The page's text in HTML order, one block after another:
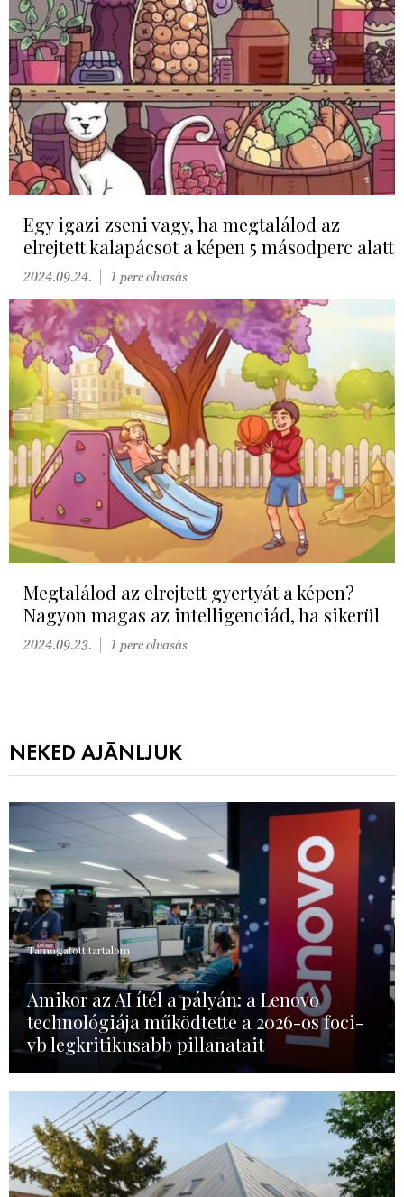
Egy igazi zseni vagy, ha megtalálod az
elrejtett kalapácsot a képen 5 másodperc alatt
2024.09.24. 1 perc olvasás
Megtalálod az elrejtett gyertyát a képen?
Nagyon magas az intelligenciád, ha sikerül
2024.09.23. 1 perc olvasás
NEKED AJÁNLJUK
Támogatott tartalom
Amikor az AI ítél a pályán: a Lenovo
technológiája működtette a 2026-os foci-
vb legkritikusabb pillanatait